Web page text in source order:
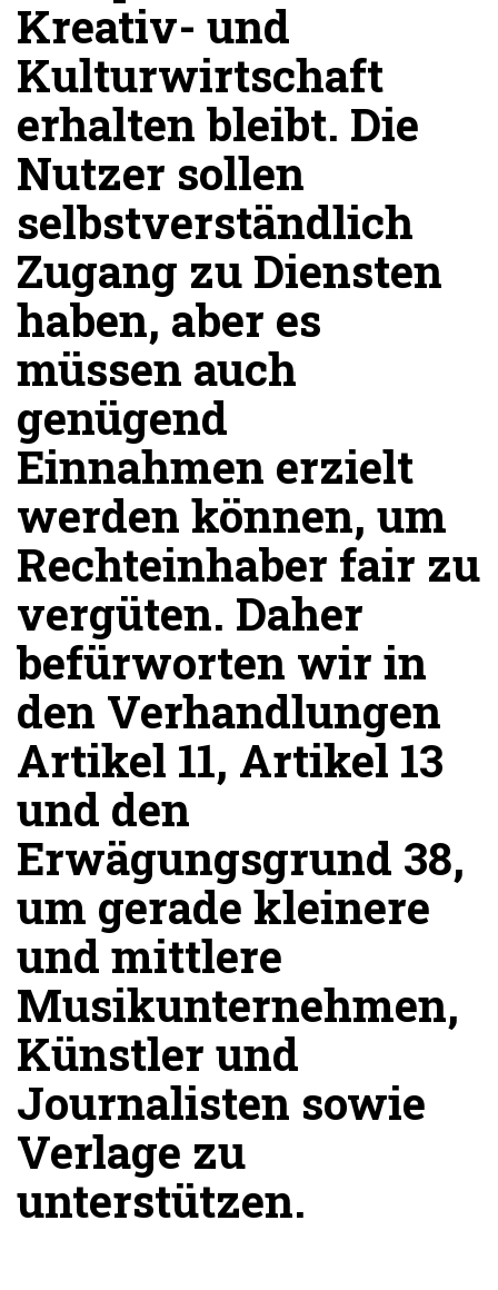
Kreativ- und
Kulturwirtschaft
erhalten bleibt. Die
Nutzer sollen
selbstverständlich
Zugang zu Diensten
haben, aber es
müssen auch
genügend
Einnahmen erzielt
werden können, um
Rechteinhaber fair zu
vergüten. Daher
befürworten wir in
den Verhandlungen
Artikel 11, Artikel 13
und den
Erwägungsgrund 38,
um gerade kleinere
und mittlere
Musikunternehmen,
Künstler und
Journalisten sowie
Verlage zu
unterstützen.